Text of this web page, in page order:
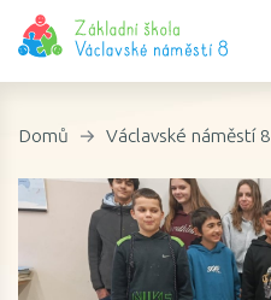
Domů Václavské náměstí 8